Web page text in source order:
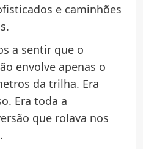
e caminhões
a sentir que o
envolve apenas o
da trilha. Era
Era toda a
que rolava nos